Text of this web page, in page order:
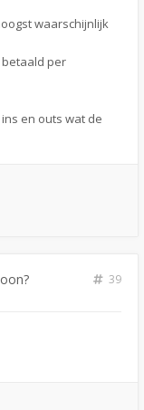
waarschijnlijk
betaald per
en outs wat de
39